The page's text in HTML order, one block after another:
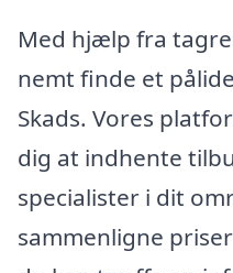
Med hjælp fra
nemt finde et
Skads. Vores
dig at indhente
specialister i dit
sammenligne